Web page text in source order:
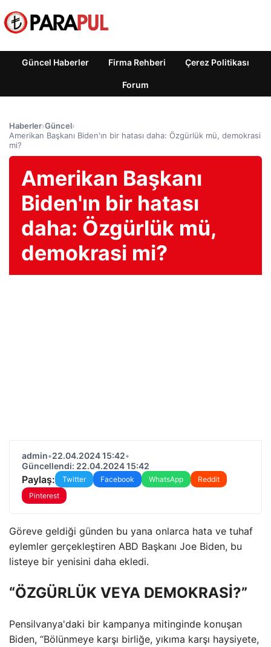
Güncel Haberler Firma Rehberi Çerez Politikası
Forum
Haberler›Güncel›
Amerikan Başkanı Biden'ın bir hatası daha: Özgürlük mü, demokrasi
mi?
Amerikan Başkanı
Biden'ın bir hatası
daha: Özgürlük mü,
demokrasi mi?
admin•22.04.2024 15:42•
Güncellendi: 22.04.2024 15:42
Paylaş: Twitter Facebook WhatsApp
Reddit
Pinterest
Göreve geldiği günden bu yana onlarca hata ve tuhaf
eylemler gerçekleştiren ABD Başkanı Joe Biden, bu
listeye bir yenisini daha ekledi.
“ÖZGÜRLÜK VEYA DEMOKRASİ?”
Pensilvanya'daki bir kampanya mitinginde konuşan
Biden, “Bölünmeye karşı birliğe, yıkıma karşı haysiyete,